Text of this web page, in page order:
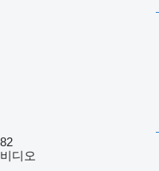
82
비디오